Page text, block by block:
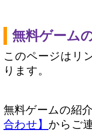
無料ゲーム
このページはリ
ります。
無料ゲームの紹
合わせ】 からご